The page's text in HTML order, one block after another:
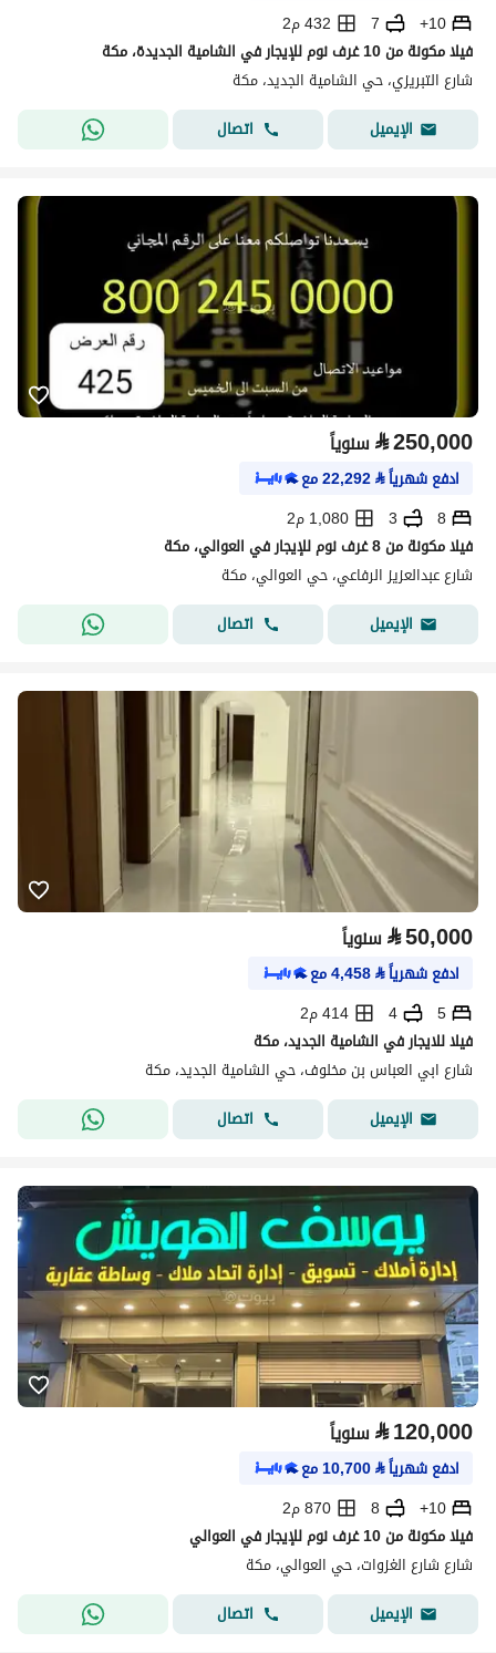
10+
7
432 م2
فيلا مكونة من 10 غرف نوم للإيجار في الشامية الجديدة، مكة
شارع التبريزي، حي الشامية الجديد، مكة
الإيميل
اتصال
⃁250,000 سنوياً
ادفع شهرياً⃁
22,292مع
8
3
1,080 م2
فيلا مكونة من 8 غرف نوم للإيجار في العوالي، مكة
شارع عبدالعزيز الرفاعي، حي العوالي، مكة
الإيميل
اتصال
⃁50,000 سنوياً
ادفع شهرياً⃁
4,458مع
5
4
414 م2
فيلا للايجار في الشامية الجديد، مكة
شارع ابي العباس بن مخلوف، حي الشامية الجديد، مكة
الإيميل
اتصال
⃁120,000 سنوياً
ادفع شهرياً⃁
10,700مع
10+
8
870 م2
فيلا مكونة من 10 غرف نوم للإيجار في العوالي
شارع شارع الغزوات، حي العوالي، مكة
الإيميل
اتصال